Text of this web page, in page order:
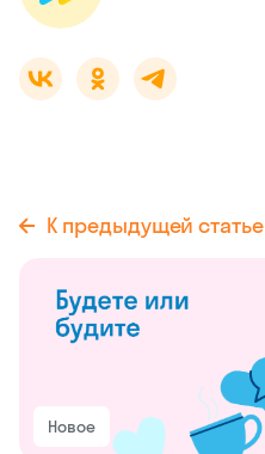
К предыдущей статье
Новое